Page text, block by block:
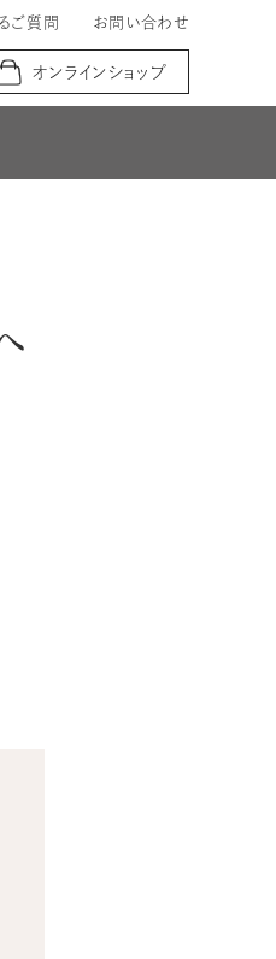
ご質問 お問い合わせ
オンラインショップ